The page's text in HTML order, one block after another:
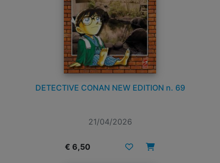
DETECTIVE CONAN NEW EDITION n. 69
21/04/2026
€ 6,50